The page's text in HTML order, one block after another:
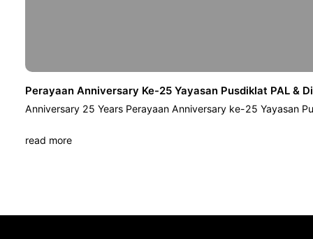
Perayaan Anniversary Ke-25 Yayasan Pusdiklat PAL &
Anniversary 25 Years Perayaan Anniversary ke-25 Yayasan
read more